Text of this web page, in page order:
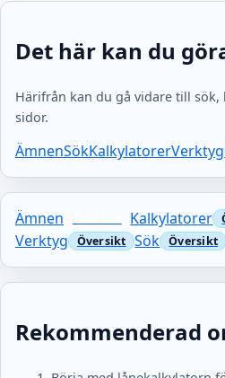
Det här kan du
Härifrån kan du gå vidare till
sidor.
ÄmnenSökKalkylatorerVerktyg
Ämnen
Kalkylatorer
Verktyg
Sök
Rekommenderad